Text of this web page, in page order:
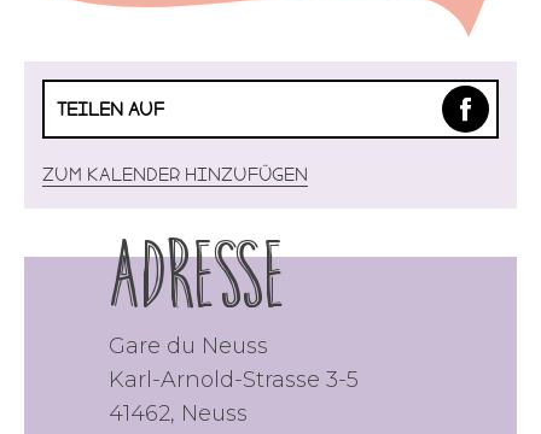
TEILEN AUF
Zum Kalender hinzufügen
Adresse
Gare du Neuss
Karl-Arnold-Strasse 3-5
41462, Neuss